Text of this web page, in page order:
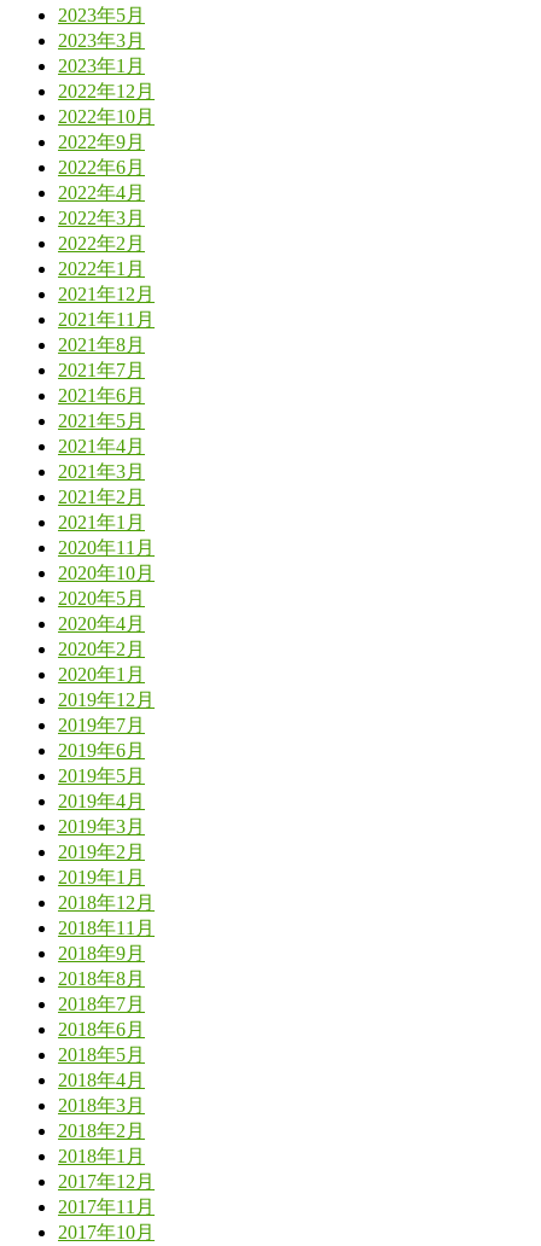
2023年5月
2023年3月
2023年1月
2022年12月
2022年10月
2022年9月
2022年6月
2022年4月
2022年3月
2022年2月
2022年1月
2021年12月
2021年11月
2021年8月
2021年7月
2021年6月
2021年5月
2021年4月
2021年3月
2021年2月
2021年1月
2020年11月
2020年10月
2020年5月
2020年4月
2020年2月
2020年1月
2019年12月
2019年7月
2019年6月
2019年5月
2019年4月
2019年3月
2019年2月
2019年1月
2018年12月
2018年11月
2018年9月
2018年8月
2018年7月
2018年6月
2018年5月
2018年4月
2018年3月
2018年2月
2018年1月
2017年12月
2017年11月
2017年10月